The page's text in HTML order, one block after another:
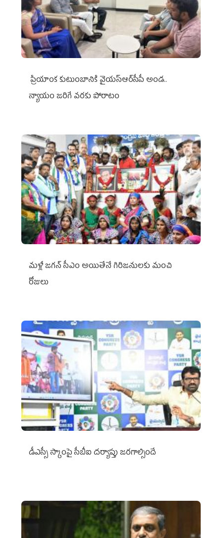
ప్రియాంక కుటుంబానికి వైయ‌స్ఆర్‌సీపీ అండ..
న్యాయం జరిగే వరకు పోరాటం
మళ్లీ జగన్ సీఎం అయితేనే గిరిజనులకు మంచి
రోజులు
డీఎస్సీ స్కాంపై సీబీఐ దర్యాప్తు జరగాల్సిందే